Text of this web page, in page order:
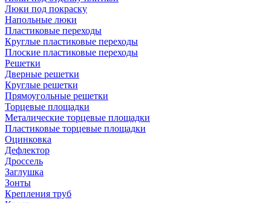
Люки под покраску
Напольные люки
Пластиковые переходы
Круглые пластиковые переходы
Плоские пластиковые переходы
Решетки
Дверные решетки
Круглые решетки
Прямоугольные решетки
Торцевые площадки
Металические торцевые площадки
Пластиковые торцевые площадки
Оцинковка
Дефлектор
Дроссель
Заглушка
Зонты
Крепления труб